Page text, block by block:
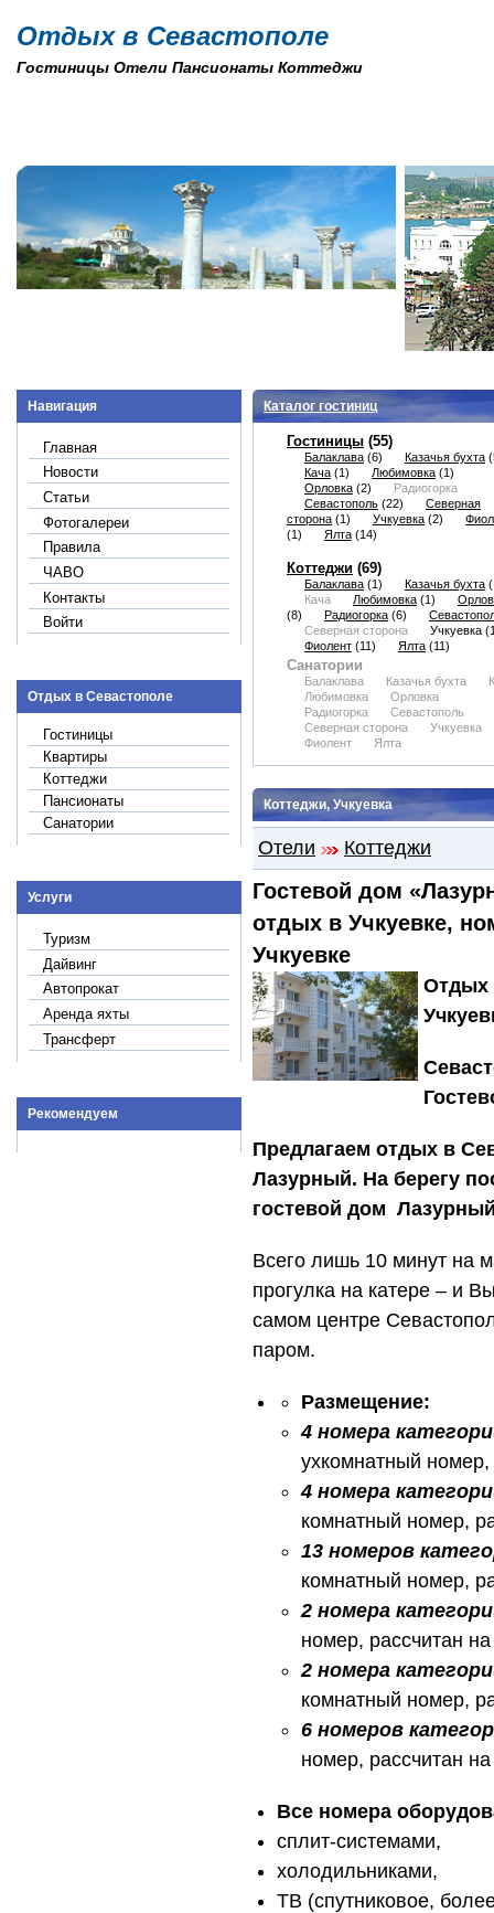
Отдых в Севастополе
Гостиницы Отели Пансионаты Коттеджи
Каталог гостиниц
Гостиницы(55)
Балаклава(6) Казачья бухта
Кача(1) Любимовка(1)
Орловка(2)
Радиогорка
Севастополь(22)
Северная
сторона(1) Учкуевка(2)
(1)
Ялта(14)
Коттеджи(69)
Балаклава(1) Казачья бухта
Кача
Любимовка(1)
(8)
Радиогорка(6)
Северная сторона
Учкуевка
Фиолент(11) Ялта(11)
Санатории
Балаклава Казачья бухта
Любимовка
Орловка
Радиогорка
Севастополь
Северная сторона
Учкуевка
Фиолент
Ялта
Коттеджи, Учкуевка
Отели Коттеджи
Гостевой дом
отдых в Учкуевке,
Учкуевке
Отдых
Предлагаем отдых в
Лазурный. На берегу
гостевой дом
Всего лишь 10 минут на
прогулка на катере – и
самом центре
паром.
Размещение:
4 номера
ухкомнатный
4 номера
комнатный номер,
13 номеров
комнатный номер,
2 номера
номер, рассчитан
2 номера
комнатный номер,
6 номеров
номер, рассчитан
Все номера
сплит-системами,
холодильниками,
ТВ (спутниковое,
Навигация
Главная
Новости
Статьи
Фотогалереи
Правила
ЧАВО
Контакты
Войти
Отдых в Севастополе
Гостиницы
Квартиры
Коттеджи
Пансионаты
Санатории
Услуги
Туризм
Дайвинг
Автопрокат
Аренда яхты
Трансферт
Рекомендуем